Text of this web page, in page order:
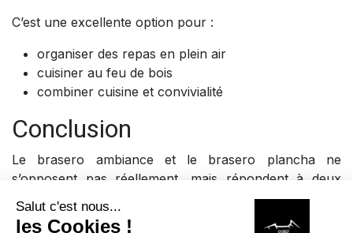
C’est une excellente option pour :
organiser des repas en plein air
cuisiner au feu de bois
combiner cuisine et convivialité
Conclusion
Le brasero ambiance et le brasero plancha ne
s’opposent pas réellement, mais répondent à deux
usages complémentaires du feu en extérieur : l’un
centré sur la chaleur et l’atmosphère, l’autre sur la